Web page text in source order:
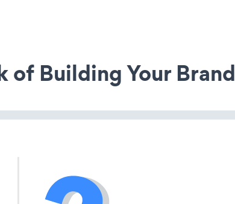
of Building Your Brand